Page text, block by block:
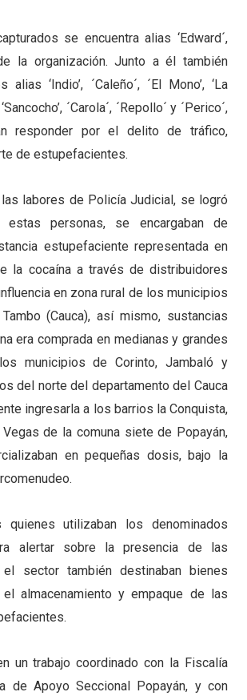
se encuentra alias ‘Edward´,
la organización. Junto a él también
‘Indio’, ´Caleño´, ´El Mono’, ‘La
´Carola´, ´Repollo´ y ´Perico´,
responder por el delito de tráfico,
de estupefacientes.
labores de Policía Judicial, se logró
estas personas, se encargaban de
estupefaciente representada en
la cocaína a través de distribuidores
en zona rural de los municipios
(Cauca), así mismo, sustancias
era comprada en medianas y grandes
municipios de Corinto, Jambaló y
del norte del departamento del Cauca
ingresarla a los barrios la Conquista,
de la comuna siete de Popayán,
en pequeñas dosis, bajo la
quienes utilizaban los denominados
alertar sobre la presencia de las
sector también destinaban bienes
almacenamiento y empaque de las
un trabajo coordinado con la Fiscalía
de Apoyo Seccional Popayán, y con